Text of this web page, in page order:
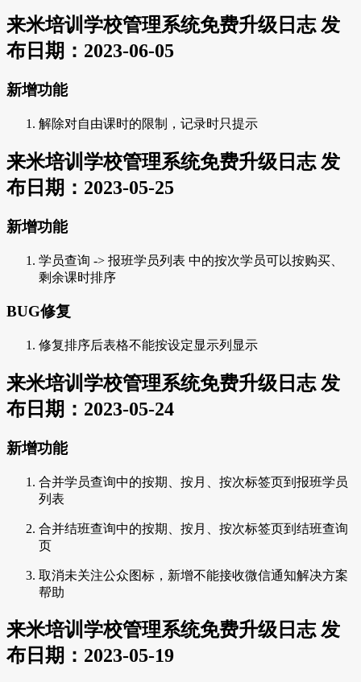
来米培训学校管理系统免费升级日志 发
布日期：2023-06-05
新增功能
解除对自由课时的限制，记录时只提示
来米培训学校管理系统免费升级日志 发
布日期：2023-05-25
新增功能
学员查询 -> 报班学员列表 中的按次学员可以按购买、
剩余课时排序
BUG修复
修复排序后表格不能按设定显示列显示
来米培训学校管理系统免费升级日志 发
布日期：2023-05-24
新增功能
合并学员查询中的按期、按月、按次标签页到报班学员
列表
合并结班查询中的按期、按月、按次标签页到结班查询
页
取消未关注公众图标，新增不能接收微信通知解决方案
帮助
来米培训学校管理系统免费升级日志 发
布日期：2023-05-19